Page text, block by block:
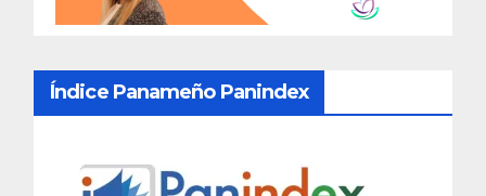
Índice Panameño Panindex